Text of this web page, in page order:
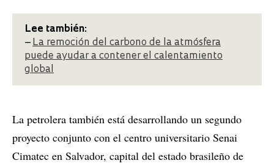
Lee también:
– La remoción del carbono de la atmósfera
puede ayudar a contener el calentamiento
global
La petrolera también está desarrollando un segundo
proyecto conjunto con el centro universitario Senai
Cimatec en Salvador, capital del estado brasileño de